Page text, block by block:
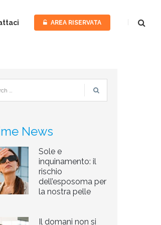
AREA RISERVATA
News
Sole e
inquinamento: il
rischio
dell’esposoma per
la nostra pelle
Il domani non si